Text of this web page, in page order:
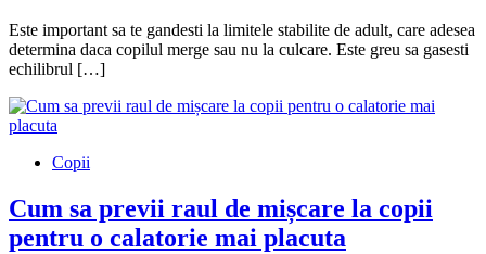
Este important sa te gandesti la limitele stabilite de adult, care adesea
determina daca copilul merge sau nu la culcare. Este greu sa gasesti
echilibrul […]
Copii
Cum sa previi raul de mișcare la copii
pentru o calatorie mai placuta